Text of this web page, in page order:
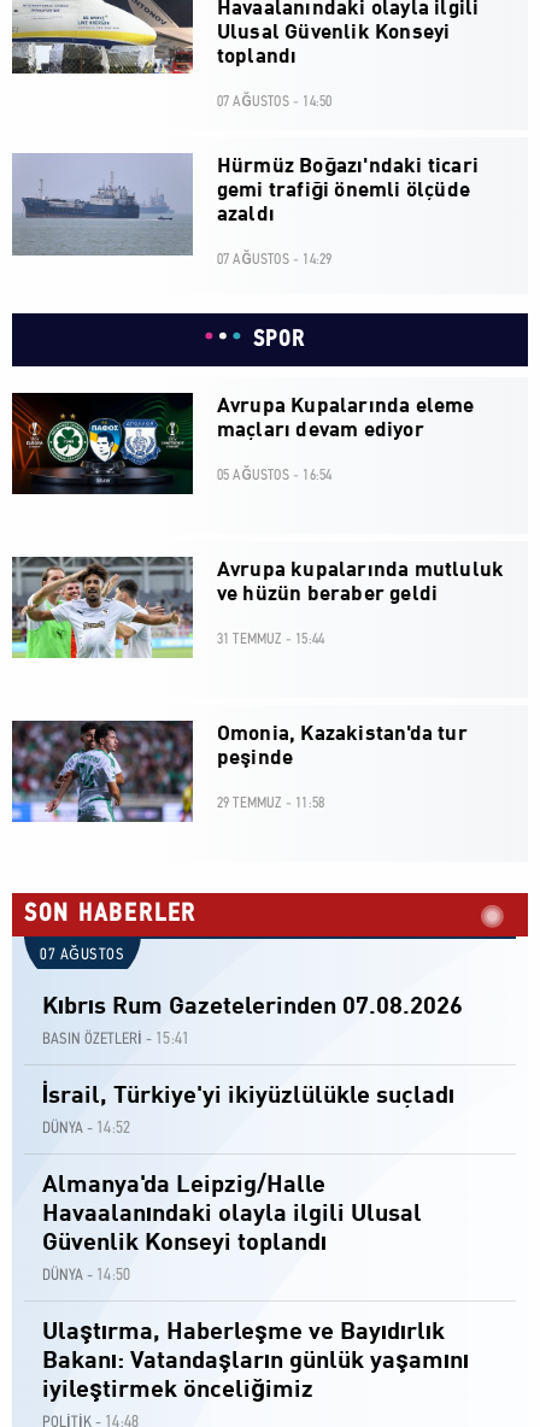
Havaalanındaki olayla ilgili
Ulusal Güvenlik Konseyi
toplandı
07 AĞUSTOS - 14:50
Hürmüz Boğazı'ndaki ticari
gemi trafiği önemli ölçüde
azaldı
07 AĞUSTOS - 14:29
SPOR
Avrupa Kupalarında eleme
maçları devam ediyor
05 AĞUSTOS - 16:54
Avrupa kupalarında mutluluk
ve hüzün beraber geldi
31 TEMMUZ - 15:44
Omonia, Kazakistan'da tur
peşinde
29 TEMMUZ - 11:58
SON HABERLER
07 AĞUSTOS
Kıbrıs Rum Gazetelerinden 07.08.2026
BASIN ÖZETLERİ - 15:41
İsrail, Türkiye'yi ikiyüzlülükle suçladı
DÜNYA - 14:52
Almanya'da Leipzig/Halle
Havaalanındaki olayla ilgili Ulusal
Güvenlik Konseyi toplandı
DÜNYA - 14:50
Ulaştırma, Haberleşme ve Bayıdırlık
Bakanı: Vatandaşların günlük yaşamını
iyileştirmek önceliğimiz
POLİTİK - 14:48